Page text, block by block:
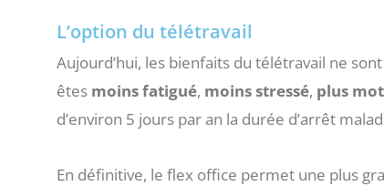
L’option du télétravail
Aujourd’hui, les bienfaits du télétravail ne
êtes moinsfatigué, moinsstressé, plus
d’environ 5 jours par an la durée d’arrêt
En définitive, le flex office permet une plus